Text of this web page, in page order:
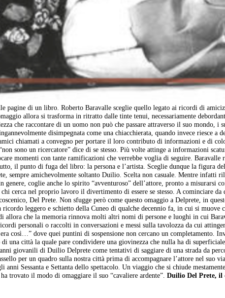
pagine di un libro. Roberto Baravalle sceglie quello legato ai ricordi di
allora si trasforma in ritratto dalle tinte tenui, necessariamente
che raccontare di un uomo non può che passare attraverso il suo mondo, i
disimpegnata come una chiacchierata, quando invece riesce a
chiamati a convegno per portare il loro contributo di informazioni e di
sono un ricercatore” dice di se stesso. Più volte attinge a informazioni
momenti con tante ramificazioni che verrebbe voglia di seguire. Baravalle
il punto di fuga del libro: la persona e l’artista. Sceglie dunque la figura
sempre amichevolmente soltanto Duilio. Scelta non casuale. Mentre infatti
coglie anche lo spirito “avventuroso” dell’attore, pronto a misurarsi
cerca nel proprio lavoro il divertimento di essere se stesso. A cominciare da
Del Prete. Non sfugge però come questo omaggio a Delprete, in
leggero e schietto della Cuneo di qualche decennio fa, in cui si muove
allora che la memoria rinnova molti altri nomi di persone e luoghi in cui
personali o raccolti in conversazioni e messi sulla tavolozza da cui
così…” dove quei puntini di sospensione non cercano un completamento.
una città la quale pare condividere una giovinezza che nulla ha di
giovanili di Duilio Delprete come tentativi di saggiare di una strada da
per un quadro sulla nostra città prima di accompagnare l’attore nel suo
Sessanta e Settanta dello spettacolo. Un viaggio che si chiude
trovato il modo di omaggiare il suo “cavaliere ardente”.Duilio Del Prete, il